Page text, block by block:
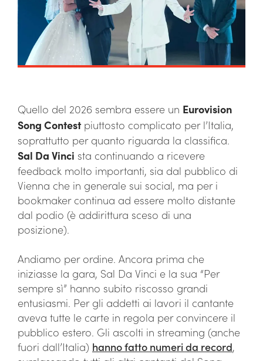
Quello del 2026 sembra essere un Eurovision
Song Contestpiuttosto complicato per l’Italia,
soprattutto per quanto riguarda la classifica.
Sal Da Vinci sta continuando a ricevere
feedback molto importanti, sia dal pubblico di
Vienna che in generale sui social, ma per i
bookmaker continua ad essere molto distante
dal podio (è addirittura sceso di una
posizione).
Andiamo per ordine. Ancora prima che
iniziasse la gara, Sal Da Vinci e la sua “Per
sempre sì” hanno subito riscosso grandi
entusiasmi. Per gli addetti ai lavori il cantante
aveva tutte le carte in regola per convincere il
pubblico estero. Gli ascolti in streaming (anche
fuori dall’Italia) hanno fatto numeri da record,